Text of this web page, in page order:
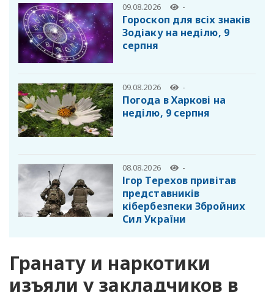
09.08.2026 -
Гороскоп для всіх знаків
Зодіаку на неділю, 9
серпня
09.08.2026 -
Погода в Харкові на
неділю, 9 серпня
08.08.2026 -
Ігор Терехов привітав
представників
кібербезпеки Збройних
Сил України
Гранату и наркотики
изъяли у закладчиков в